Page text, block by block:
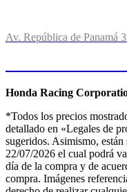
Av. República de Panamá
Honda Racing
*Todos los precios
detallado en «Legales de
sugeridos. Asimismo,
22/07/2026 el cual podrá
día de la compra y de
compra. Imágenes